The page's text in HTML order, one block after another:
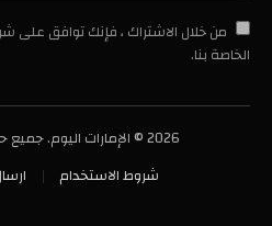
من خلال الاشتراك ، فإنك توافق على
الخاصة بنا.
2026 © الإمارات اليوم. جميع حقوق النشر محفوظة.
شروط الاستخدام